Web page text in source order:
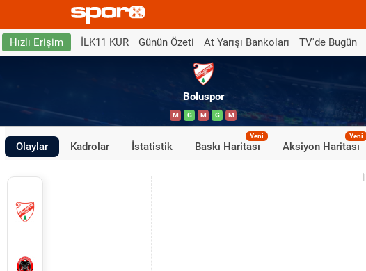
Hızlı Erişim İLK11 KUR Günün Özeti At Yarışı Bankoları TV'de Bugün
Boluspor
M G M G M
Olaylar Kadrolar İstatistik Baskı Haritası
Yeni
Aksiyon Haritası
Yeni